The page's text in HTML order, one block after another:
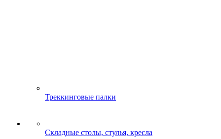
Треккинговые палки
Складные столы, стулья, кресла